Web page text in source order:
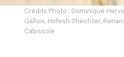
Crédits Photo : Dominique
Gallois, Hofesh Shechter,
Cabissole